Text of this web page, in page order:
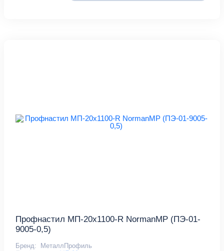
Профнастил МП-20x1100-R NormanMP (ПЭ-01-
9005-0,5)
Бренд:
МеталлПрофиль